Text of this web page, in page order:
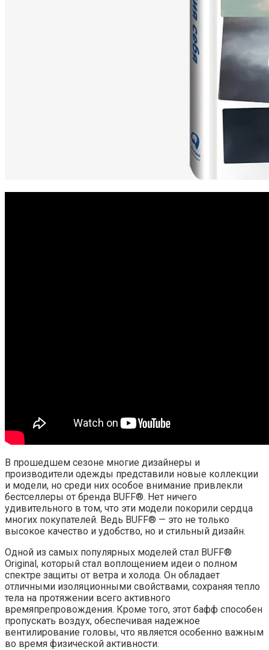
В прошедшем сезоне многие дизайнеры и
производители одежды представили новые коллекции
и модели, но среди них особое внимание привлекли
бестселлеры от бренда BUFF®. Нет ничего
удивительного в том, что эти модели покорили сердца
многих покупателей. Ведь BUFF® — это не только
высокое качество и удобство, но и стильный дизайн.
Одной из самых популярных моделей стал BUFF®
Original, который стал воплощением идеи о полном
спектре защиты от ветра и холода. Он обладает
отличными изоляционными свойствами, сохраняя тепло
тела на протяжении всего активного
времяпрепровождения. Кроме того, этот бафф способен
пропускать воздух, обеспечивая надежное
вентилирование головы, что является особенно важным
во время физической активности.